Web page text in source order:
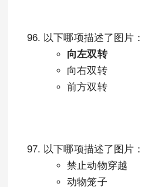
以下哪项描述了图片：
向左双转
向右双转
前方双转
以下哪项描述了图片：
禁止动物穿越
动物笼子